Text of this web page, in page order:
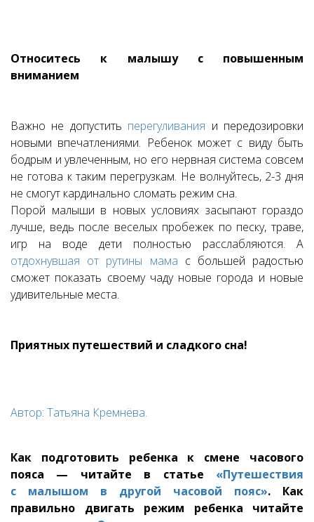
Относитесь к малышу с повышенным
вниманием
Важно не допустить перегуливания и передозировки
новыми впечатлениями. Ребенок может с виду быть
бодрым и увлеченным, но его нервная система совсем
не готова к таким перегрузкам. Не волнуйтесь, 2-3 дня
не смогут кардинально сломать режим сна.
Порой малыши в новых условиях засыпают гораздо
лучше, ведь после веселых пробежек по песку, траве,
игр на воде дети полностью расслабляются. А
отдохнувшая от рутины мама с большей радостью
сможет показать своему чаду новые города и новые
удивительные места.
Приятных путешествий и сладкого сна!
Автор: Татьяна Кремнёва.
Как подготовить ребенка к смене часового
пояса — читайте в статье «Путешествия
с малышом в другой часовой пояс». Как
правильно двигать режим ребенка читайте